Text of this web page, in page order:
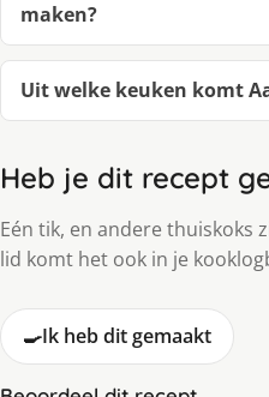
maken?
Uit welke keuken komt
Heb je dit recept
Eén tik, en andere thuiskoks
lid komt het ook in je
🍳Ik heb dit gemaakt